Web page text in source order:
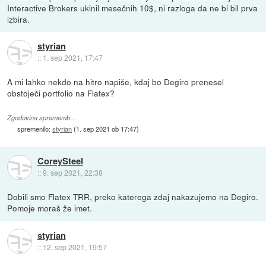
Interactive Brokers ukinil mesečnih 10$, ni razloga da ne bi bil prva
izbira.
styrian
:: 1. sep 2021, 17:47
A mi lahko nekdo na hitro napiše, kdaj bo Degiro prenesel
obstoječi portfolio na Flatex?
Zgodovina sprememb…
spremenilo:styrian(1. sep 2021 ob 17:47)
CoreySteel
::9. sep 2021, 22:38
Dobili smo Flatex TRR, preko katerega zdaj nakazujemo na Degiro.
Pomoje moraš že imet.
styrian
:: 12. sep 2021, 19:57